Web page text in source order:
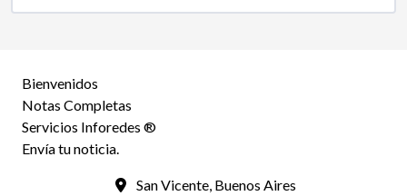
Bienvenidos
Notas Completas
Servicios Inforedes ®
Envía tu noticia.
San Vicente, Buenos Aires